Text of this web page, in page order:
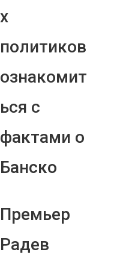
х
политиков
ознакомит
ься с
фактами о
Банско
Премьер
Радев